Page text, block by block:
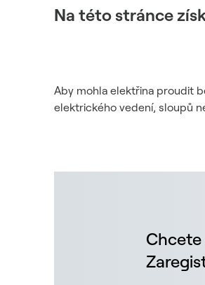
Na této stránce
Aby mohla elektřina proudit
elektrického vedení, sloupů